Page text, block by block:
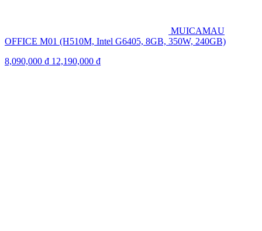
MUICAMAU
OFFICE M01 (H510M, Intel G6405, 8GB, 350W, 240GB)
8,090,000 ₫ 12,190,000 ₫